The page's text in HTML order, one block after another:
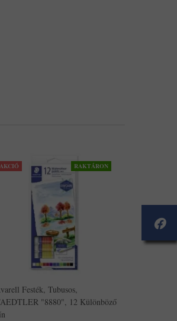
AKCIÓ RAKTÁRON
Festék, Tubusos,
"8880", 12 Különböző